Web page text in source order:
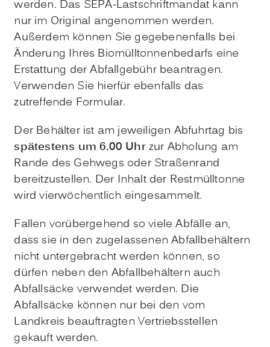
werden. Das SEPA-Lastschriftmandat kann
nur im Original angenommen werden.
Außerdem können Sie gegebenenfalls bei
Änderung Ihres Biomülltonnenbedarfs eine
Erstattung der Abfallgebühr beantragen.
Verwenden Sie hierfür ebenfalls das
zutreffende Formular.
Der Behälter ist am jeweiligen Abfuhrtag bis
spätestens um 6.00 Uhrzur Abholung am
Rande des Gehwegs oder Straßenrand
bereitzustellen. Der Inhalt der Restmülltonne
wird vierwöchentlich eingesammelt.
Fallen vorübergehend so viele Abfälle an,
dass sie in den zugelassenen Abfallbehältern
nicht untergebracht werden können, so
dürfen neben den Abfallbehältern auch
Abfallsäcke verwendet werden. Die
Abfallsäcke können nur bei den vom
Landkreis beauftragten Vertriebsstellen
gekauft werden.